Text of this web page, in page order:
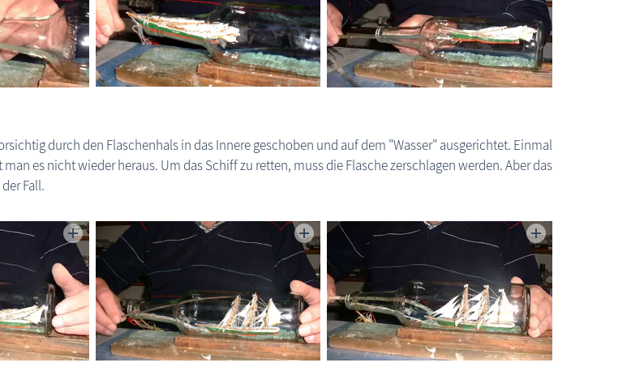
durch den Flaschenhals in das Innere geschoben und auf dem "Wasser" ausgerichtet. Einmal
es nicht wieder heraus. Um das Schiff zu retten, muss die Flasche zerschlagen werden. Aber das
Fall.